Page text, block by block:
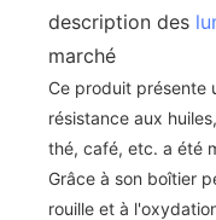
description des
marché
Ce produit présente
résistance aux
thé, café, etc. a été
Grâce à son boîtier
rouille et à